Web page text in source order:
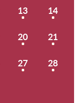
13 14
20 21
27 28